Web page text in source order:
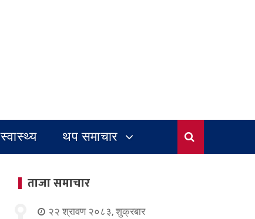
स्वास्थ्य थप समाचार
ताजा समाचार
२२ श्रावण २०८३, शुक्रबार